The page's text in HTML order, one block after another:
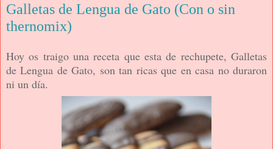
Galletas de Lengua de Gato (Con o sin
thernomix)
Hoy os traigo una receta que esta de rechupete, Galletas
de Lengua de Gato, son tan ricas que en casa no duraron
ni un día.